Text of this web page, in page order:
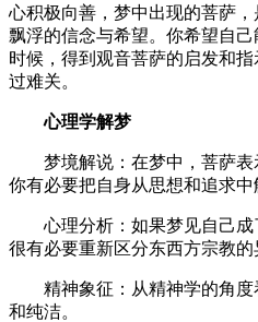
心积极向善，梦中出现的菩萨
飘浮的信念与希望。你希望自
时候，得到观音菩萨的启发和
过难关。
心理学解梦
梦境解说：在梦中，菩萨表
你有必要把自身从思想和追求中
心理分析：如果梦见自己成
很有必要重新区分东西方宗教的
精神象征：从精神学的角度
和纯洁。